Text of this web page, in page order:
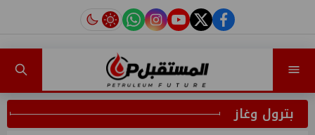
facebook
twitter
youtube
instagram
tiktok
بترول وغاز